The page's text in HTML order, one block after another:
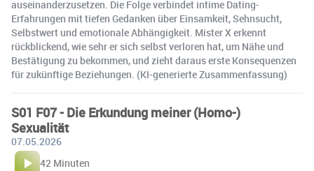
auseinanderzusetzen. Die Folge verbindet intime Dating-
Erfahrungen mit tiefen Gedanken über Einsamkeit, Sehnsucht,
Selbstwert und emotionale Abhängigkeit. Mister X erkennt
rückblickend, wie sehr er sich selbst verloren hat, um Nähe und
Bestätigung zu bekommen, und zieht daraus erste Konsequenzen
für zukünftige Beziehungen. (KI-generierte Zusammenfassung)
S01 F07 - Die Erkundung meiner (Homo-)
Sexualität
07.05.2026
42 Minuten